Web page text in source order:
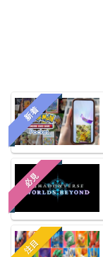
新着
必見
注目